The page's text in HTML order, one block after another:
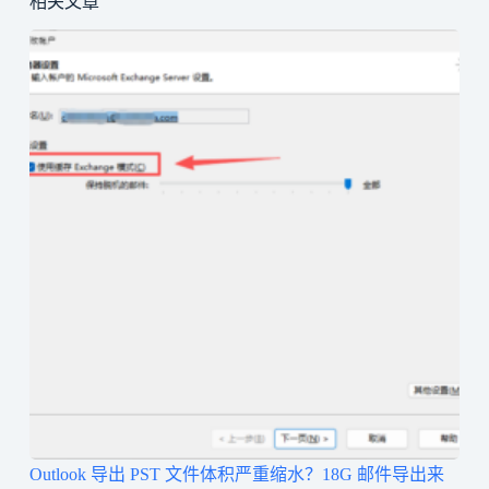
Outlook 导出 PST 文件体积严重缩水？18G 邮件导出来